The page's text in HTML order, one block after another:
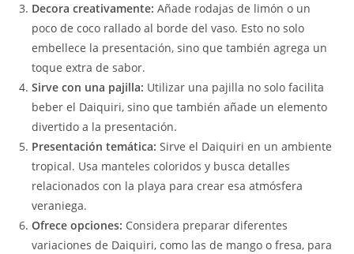
Decora creativamente: Añade rodajas de limón o un
poco de coco rallado al borde del vaso. Esto no solo
embellece la presentación, sino que también agrega un
toque extra de sabor.
Sirve con una pajilla: Utilizar una pajilla no solo facilita
beber el Daiquiri, sino que también añade un elemento
divertido a la presentación.
Presentación temática: Sirve el Daiquiri en un ambiente
tropical. Usa manteles coloridos y busca detalles
relacionados con la playa para crear esa atmósfera
veraniega.
Ofrece opciones: Considera preparar diferentes
variaciones de Daiquiri, como las de mango o fresa, para